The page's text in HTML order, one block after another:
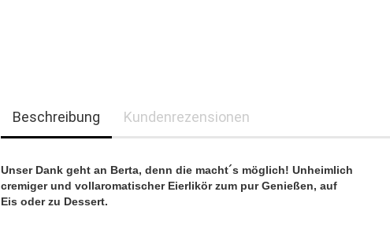
Beschreibung Kundenrezensionen
Unser Dank geht an Berta, denn die macht´s möglich! Unheimlich
cremiger und vollaromatischer Eierlikör zum pur Genießen, auf
Eis oder zu Dessert.